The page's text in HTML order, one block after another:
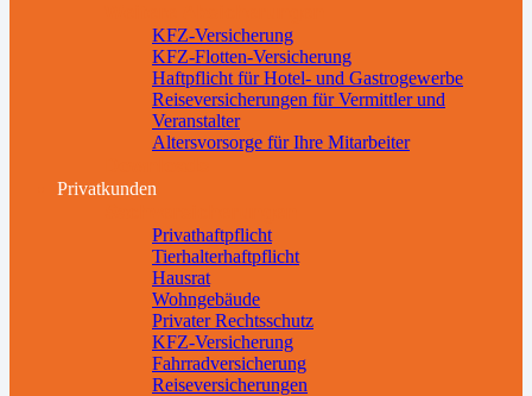
KFZ-Versicherung
KFZ-Flotten-Versicherung
Haftpflicht für Hotel- und Gastrogewerbe
Reiseversicherungen für Vermittler und
Veranstalter
Altersvorsorge für Ihre Mitarbeiter
Privatkunden
Privathaftpflicht
Tierhalterhaftpflicht
Hausrat
Wohngebäude
Privater Rechtsschutz
KFZ-Versicherung
Fahrradversicherung
Reiseversicherungen